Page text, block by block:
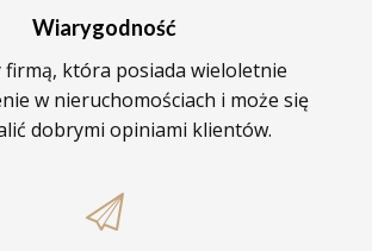
Wiarygodność
firmą, która posiada wieloletnie
w nieruchomościach i może się
dobrymi opiniami klientów.